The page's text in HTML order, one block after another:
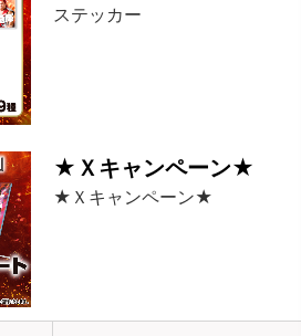
ステッカー
★Ｘキャンペーン★
★Ｘキャンペーン★